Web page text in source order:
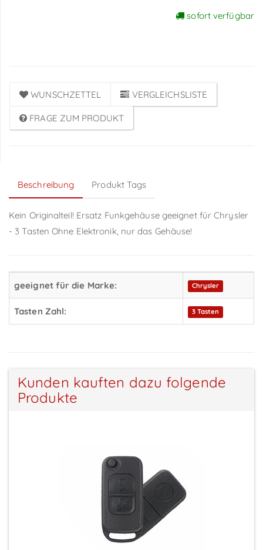
sofort verfügbar
WUNSCHZETTEL VERGLEICHSLISTE
FRAGE ZUM PRODUKT
Beschreibung Produkt Tags
Kein Originalteil! Ersatz Funkgehäuse geeignet für Chrysler
- 3 Tasten Ohne Elektronik, nur das Gehäuse!
geeignet für die Marke: Chrysler
Tasten Zahl: 3 Tasten
Kunden kauften dazu folgende
Produkte